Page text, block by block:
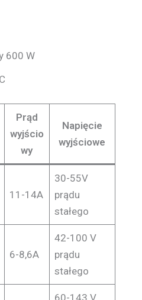
600 W
Prąd
wyjścio
wy
Napięcie
wyjściowe
11-14A
30-55V
prądu
stałego
6-8,6A
42-100 V
prądu
stałego
60-143 V